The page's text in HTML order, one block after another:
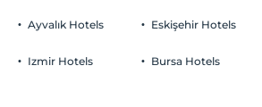
Ayvalık Hotels
Izmir Hotels
Eskişehir Hotels
Bursa Hotels